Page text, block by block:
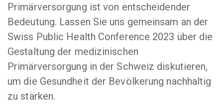
Primärversorgung ist von entscheidender
Bedeutung. Lassen Sie uns gemeinsam an der
Swiss Public Health Conference 2023 über die
Gestaltung der medizinischen
Primärversorgung in der Schweiz diskutieren,
um die Gesundheit der Bevölkerung nachhaltig
zu stärken.